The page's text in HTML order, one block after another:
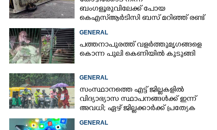
ബംഗളൂരുവിലേക്ക് പോയ
കെഎസ്‌ആർടിസി ബസ് മറിഞ്ഞ് രണ്ട്
ഗുരുതരാവസ്ഥയിൽ
GENERAL
പത്തനാപുരത്ത് വളർത്തുമൃഗങ്ങളെ
കൊന്ന പുലി കെണിയിൽ കുടുങ്ങി
GENERAL
സംസ്ഥാനത്തെ എട്ട് ജില്ലകളിൽ
വിദ്യാഭ്യാസ സ്ഥാപനങ്ങൾക്ക് ഇന്ന്
അവധി; ഏഴ് ജില്ലക്കാർക്ക് പ്രത്യേക
GENERAL